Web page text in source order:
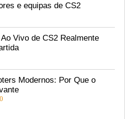
e equipas de CS2
Vivo de CS2 Realmente
Modernos: Por Que o
0